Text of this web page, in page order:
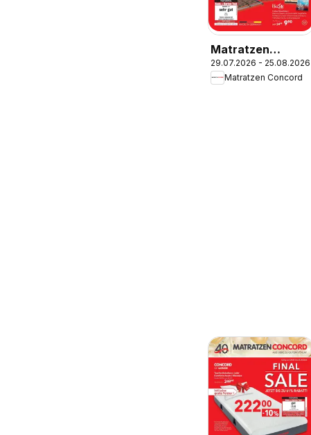
Matratzen
Concord
Fohnsdorf
29.07.2026 - 25.08.2026
Matratzen Concord